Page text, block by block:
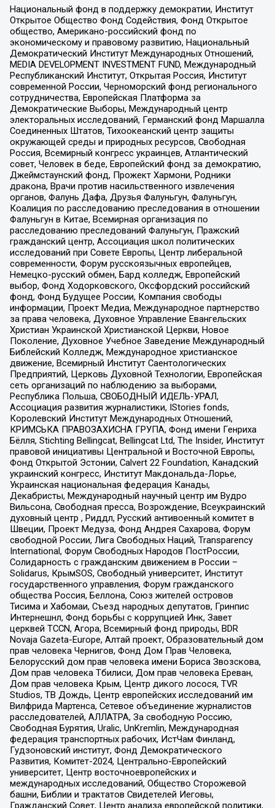
Национальный фонд в поддержку демократии, Институт
Открытое Общество Фонд Содействия, Фонд Открытое
общество, Американо-российский фонд по
экономическому и правовому развитию, Национальный
Демократический Институт Международных Отношений,
MEDIA DEVELOPMENT INVESTMENT FUND, Международный
Республиканский Институт, Открытая Россия, Институт
современной России, Черноморский фонд регионального
сотрудничества, Европейская Платформа за
Демократические Выборы, Международный центр
электоральных исследований, Германский фонд Маршалла
Соединенных Штатов, Тихоокеанский центр защиты
окружающей среды и природных ресурсов, Свободная
Россия, Всемирный конгресс украинцев, Атлантический
совет, Человек в беде, Европейский фонд за демократию,
Джеймстаунский фонд, Прожект Хармони, Родники
дракона, Врачи против насильственного извлечения
органов, Фалунь Дафа, Друзья Фалуньгун, Фалуньгун,
Коалиция по расследованию преследования в отношении
Фалуньгун в Китае, Всемирная организация по
расследованию преследований Фалуньгун, Пражский
гражданский центр, Ассоциация школ политических
исследований при Совете Европы, Центр либеральной
современности, Форум русскоязычных европейцев,
Немецко-русский обмен, Бард колледж, Европейский
выбор, Фонд Ходорковского, Оксфордский российский
фонд, Фонд Будущее России, Компания свободы
информации, Проект Медиа, Международное партнерство
за права человека, Духовное Управление Евангельских
Христиан Украинской Христианской Церкви, Новое
Поколение, Духовное Учебное Заведение Международный
Библейский Колледж, Международное христианское
движение, Всемирный Институт Саентологических
Предприятий, Церковь Духовной Технологии, Европейская
сеть организаций по наблюдению за выборами,
Республика Польша, СВОБОДНЫЙ ИДЕЛЬ-УРАЛ,
Ассоциация развития журналистики, IStories fonds,
Королевский Институт Международных Отношений,
КРИМСЬКА ПРАВОЗАХИСНА ГРУПА, Фонд имени Генриха
Бёлля, Stichting Bellingcat, Bellingcat Ltd, The Insider, Институт
правовой инициативы Центральной и Восточной Европы,
Фонд Открытой Эстонии, Calvert 22 Foundation, Канадский
украинский конгресс, Институт Макдональда-Лорье,
Украинская национальная федерация Канады,
Декабристы, Международный научный центр им Вудро
Вильсона, Свободная пресса, Возрождение, Всеукраинский
духовный центр , Риддл, Русский антивоенный комитет в
Швеции, Проект Медуза, Фонд Андрея Сахарова, Форум
свободной России, Лига Свободных Наций, Transparеncy
International, Форум Свободных Народов ПостРоссии,
Солидарность с гражданским движением в России –
Solidarus, КрымSOS, Свободный университет, Институт
государственного управления, Форум гражданского
общества Россия, Беллона, Союз жителей островов
Тисима и Хабомаи, Съезд народных депутатов, Гринпис
Интернешнл, Фонд борьбы с коррупцией Инк, Завет
церквей TCCN, Агора, Всемирный фонд природы, BDR
Novaja Gazeta-Europe, Алтай проект, Образовательный дом
прав человека Чернигов, Фонд Дом Прав Человека,
Белорусский дом прав человека имени Бориса Звозскова,
Дом прав человека Тбилиси, Дом прав человека Ереван,
Дом прав человека Крым, Центр дикого лосося, TVR
Studios, ТВ Дождь, Центр европейских исследований им
Вилфрида Мартенса, Сетевое объединение журналистов
расследователей, АЛЛАТРА, За свободную Россию,
Свободная Бурятия, Uralic, UnKremlin, Международная
федерация транспортных рабочих, ИстЧам Финланд,
Гудзоновский институт, Фонд Демократического
Развития, Комитет-2024, Центрально-Европейский
университет, Центр восточноевропейских и
международных исследований, Общество Сторожевой
башни, Библии и трактатов Свидетелей Иеговы,
Гражданский Совет, Центр анализа европейской политики,